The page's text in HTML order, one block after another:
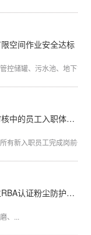
空间作业安全达标
控储罐、污水池、地下管
深圳创思维企业处理RBA认证审核中的员工入职体检缺失
有新入职员工完成岗前体
深圳创思维企业辅导玩具厂建立RBA认证粉尘防护体系
、...